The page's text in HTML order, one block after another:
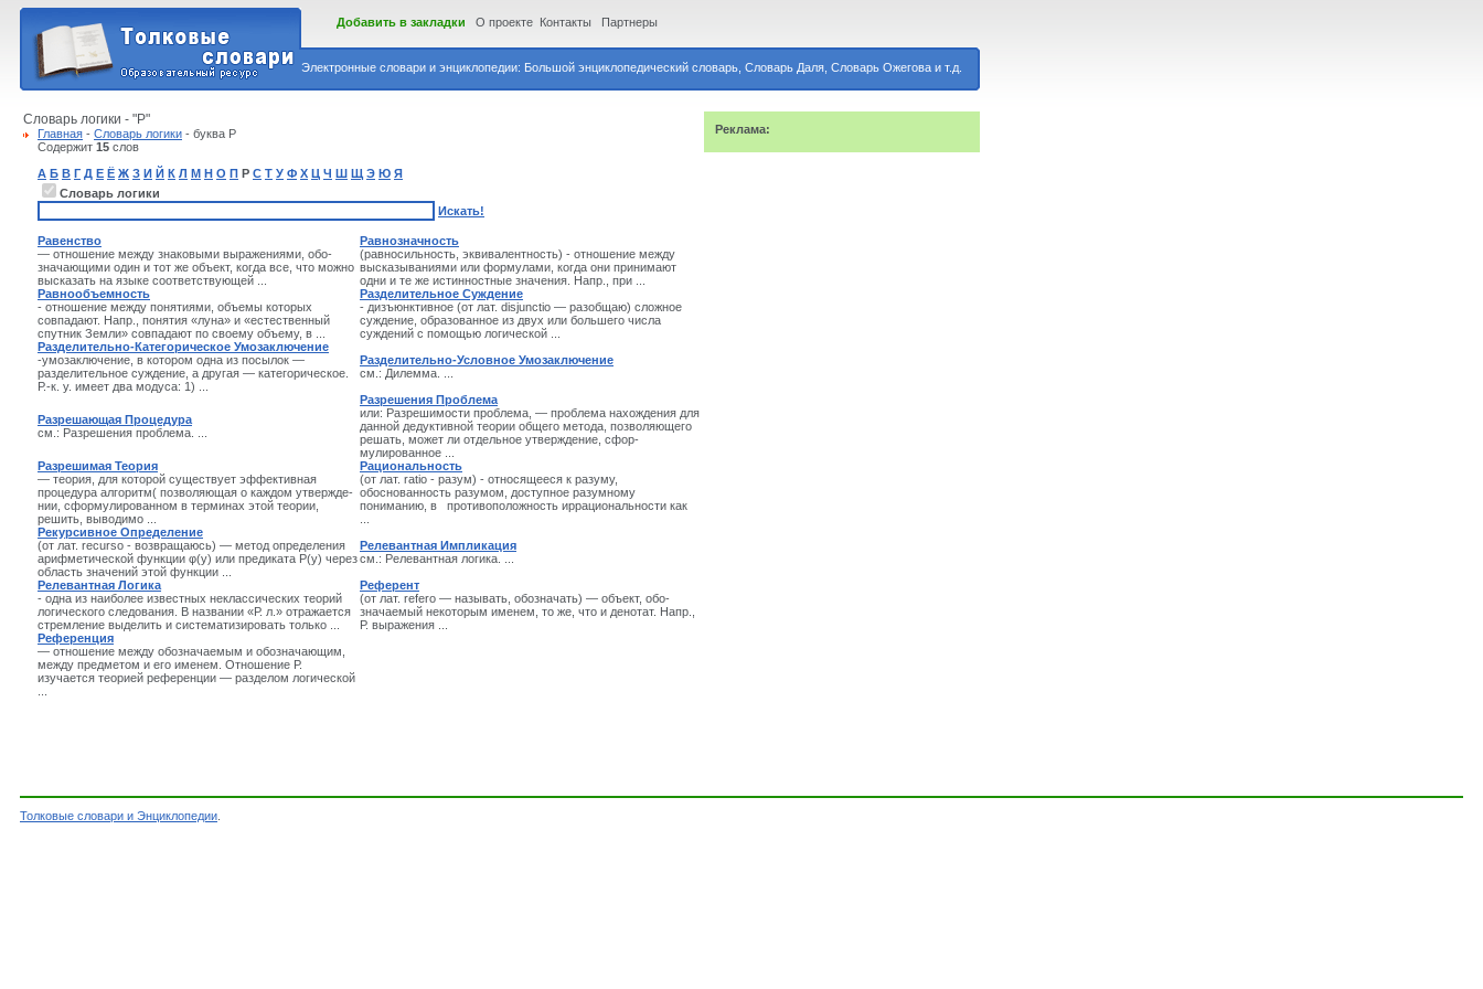
Электронные словари и энциклопедии: Большой энциклопедический словарь, Словарь Даля, Словарь Ожегова и т.д.
Добавить в закладки О проекте Контакты Партнеры
Словарь логики - "Р"
Главная - Словарь логики - буква Р
Содержит 15 слов
А Б В Г Д Е Ё Ж З И Й К Л М Н О П Р С Т У Ф Х Ц Ч Ш Щ Э Ю Я
Словарь логики
Искать!
Равенство
— отношение между знаковыми выражениями, обо­
значающими один и тот же объект, когда все, что можно
высказать на языке соответствующей ...
Равнозначность
(равносильность, эквивалентность) - от­ношение между
высказываниями или формулами, когда они при­нимают
одни и те же истинностные значения. Напр., при ...
Равнообъемность
- отношение между понятиями, объемы которых
совпадают. Напр., понятия «луна» и «естественный
спутник Земли» совпадают по своему объему, в ...
Разделительное Суждение
- дизъюнктивное (от лат. disjunctio — разобщаю) сложное
суждение, образованное из двух или большего числа
суждений с помощью логической ...
Разделительно-Категорическое Умозаключение
-умозаключение, в котором одна из посылок —
разделительное суж­дение, а другая — категорическое.
Р.-к. у. имеет два модуса: 1) ...
Разделительно-Условное Умозаключение
см.: Ди­лемма. ...
Разрешающая Процедура
см.: Разрешения проблема. ...
Разрешения Проблема
или: Разрешимости пробле­ма, — проблема нахождения для
данной дедуктивной теории общего метода, позволяющего
решать, может ли отдельное утверждение, сфор­
мулированное ...
Разрешимая Теория
— теория, для которой существует эф­фективная
процедура алгоритм( позволяющая о каждом утвержде­
нии, сформулированном в терминах этой теории,
решить, выводимо ...
Рациональность
(от лат. ratio - разум) - относящееся к ра­зуму,
обоснованность разумом, доступное разумному
пониманию, в противоположность иррациональности как
Рекурсивное Определение
(от лат. recurso - возвраща­юсь) — метод определения
арифметической функции φ(у) или пре­диката Р(у) через
область значений этой функции ...
Релевантная Импликация
см.: Релевантная логика. ...
Релевантная Логика
- одна из наиболее известных неклас­сических теорий
логического следования. В названии «Р. л.» отражает­ся
стремление выделить и систематизировать только ...
Референт
(от лат. refero — называть, обозначать) — объект, обо­
значаемый некоторым именем, то же, что и денотат. Напр.,
Р. выра­жения ...
Референция
— отношение между обозначаемым и обозначаю­щим,
между предметом и его именем. Отношение Р.
изучается теори­ей референции — разделом логической
Реклама:
Толковые словари и Энциклопедии